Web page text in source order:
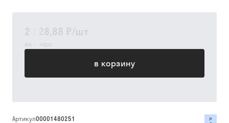
2 828,88 ₽/шт
вкл ндс
в корзину
Артикул00001480251